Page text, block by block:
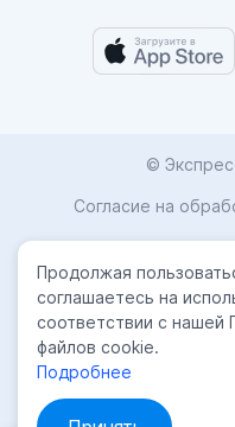
©
Согласие на
Политика
Продолжая
соглашаетесь на
соответствии с нашей
файлов cookie.
Подробнее